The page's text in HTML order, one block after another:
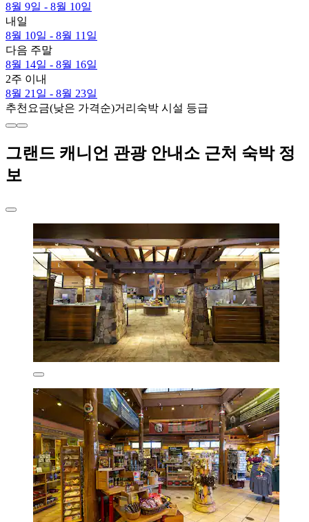
8월 9일 - 8월 10일
내일
8월 10일 - 8월 11일
다음 주말
8월 14일 - 8월 16일
2주 이내
8월 21일 - 8월 23일
추천요금(낮은 가격순)거리 숙박 시설 등급
그랜드 캐니언 관광 안내소 근처 숙박 정
보